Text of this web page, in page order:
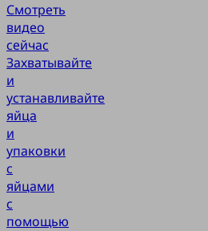
Смотреть
видео
сейчас
Захватывайте
и
устанавливайте
яйца
и
упаковки
с
яйцами
с
помощью